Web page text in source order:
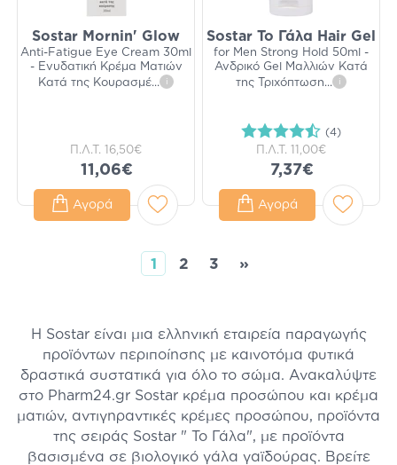
Sostar Mornin' Glow
Anti-Fatigue Eye Cream 30ml
- Ενυδατική Κρέμα Ματιών
Κατά της Κουρασμέ... i
Π.Λ.Τ. 16,50€
11,06€
Αγορά
Sostar Το Γάλα Hair Gel
for Men Strong Hold 50ml -
Ανδρικό Gel Μαλλιών Κατά
της Τριχόπτωση... i
(4)
Π.Λ.Τ. 11,00€
7,37€
Αγορά
1 2 3 »
H Sostar είναι μια ελληνική εταιρεία παραγωγής
προϊόντων περιποίησης με καινοτόμα φυτικά
δραστικά συστατικά για όλο το σώμα. Ανακαλύψτε
στο Pharm24.gr Sostar κρέμα προσώπου και κρέμα
ματιών, αντιγηραντικές κρέμες προσώπου, προϊόντα
της σειράς Sostar " Το Γάλα", με προϊόντα
βασισμένα σε βιολογικό γάλα γαϊδούρας. Βρείτε